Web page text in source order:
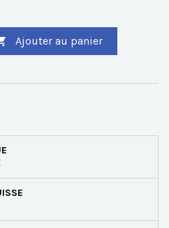
Ajouter au panier